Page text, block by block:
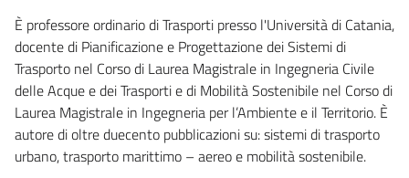
È professore ordinario di Trasporti presso l'Università di Catania,
docente di Pianificazione e Progettazione dei Sistemi di
Trasporto nel Corso di Laurea Magistrale in Ingegneria Civile
delle Acque e dei Trasporti e di Mobilità Sostenibile nel Corso di
Laurea Magistrale in Ingegneria per l’Ambiente e il Territorio. È
autore di oltre duecento pubblicazioni su: sistemi di trasporto
urbano, trasporto marittimo – aereo e mobilità sostenibile.